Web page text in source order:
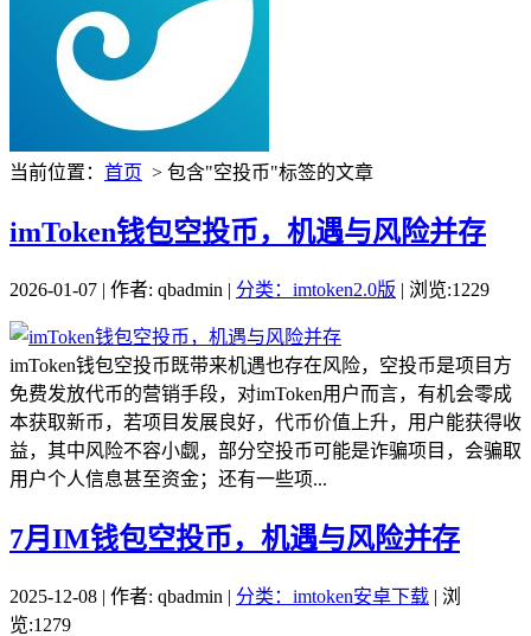
当前位置： 首页 > 包含"空投币"标签的文章
imToken钱包空投币，机遇与风险并存
2026-01-07 | 作者: qbadmin | 分类：imtoken2.0版 | 浏览:1229
imToken钱包空投币既带来机遇也存在风险，空投币是项目方
免费发放代币的营销手段，对imToken用户而言，有机会零成
本获取新币，若项目发展良好，代币价值上升，用户能获得收
益，其中风险不容小觑，部分空投币可能是诈骗项目，会骗取
用户个人信息甚至资金；还有一些项...
7月IM钱包空投币，机遇与风险并存
2025-12-08 | 作者: qbadmin | 分类：imtoken安卓下载 | 浏
览:1279